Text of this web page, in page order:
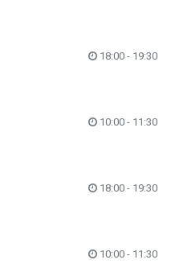
18:00 - 19:30
10:00 - 11:30
18:00 - 19:30
10:00 - 11:30